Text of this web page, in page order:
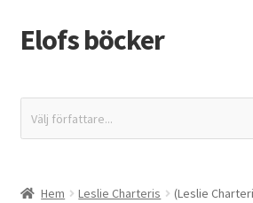
Hoppa
till
Hoppa
till
Elofs böcker
Återbetalnings- och returpolicy
Välj författare...
Hem Leslie Charteris
(Leslie